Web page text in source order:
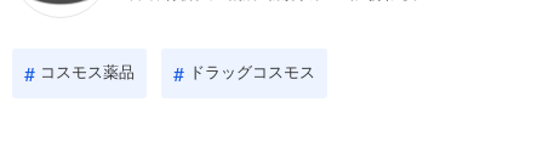
コスモス薬品 ドラッグコスモス